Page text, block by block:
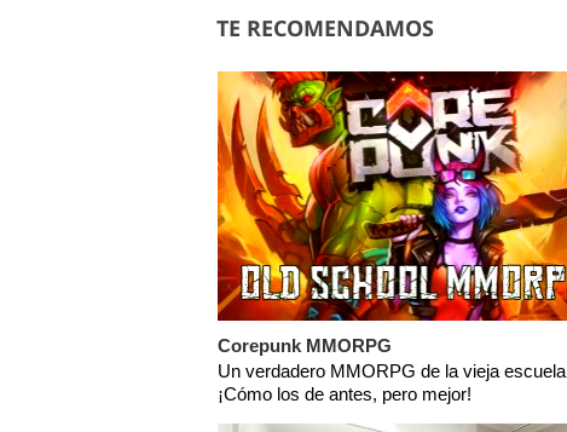
TE RECOMENDAMOS
Corepunk MMORPG
Un verdadero MMORPG de la vieja escuela
¡Cómo los de antes, pero mejor!